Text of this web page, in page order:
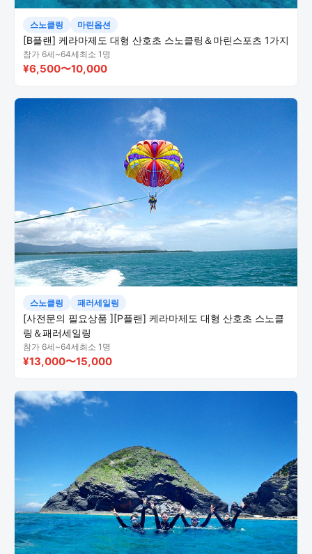
스노클링 마린옵션
[B플랜] 케라마제도 대형 산호초 스노클링＆마린스포츠 1가지
참가 6세~64세최소 1명
¥6,500〜10,000
스노클링 패러세일링
[사전문의 필요상품 ][P플랜] 케라마제도 대형 산호초 스노클
링＆패러세일링
참가 6세~64세최소 1명
¥13,000〜15,000